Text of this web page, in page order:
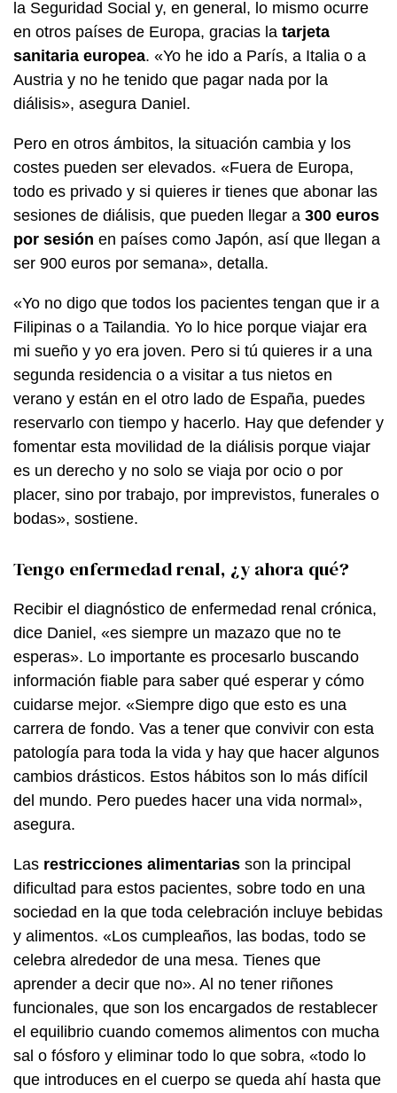
la Seguridad Social y, en general, lo mismo ocurre
en otros países de Europa, gracias la tarjeta
sanitaria europea. «Yo he ido a París, a Italia o a
Austria y no he tenido que pagar nada por la
diálisis», asegura Daniel.
Pero en otros ámbitos, la situación cambia y los
costes pueden ser elevados. «Fuera de Europa,
todo es privado y si quieres ir tienes que abonar las
sesiones de diálisis, que pueden llegar a 300 euros
por sesión en países como Japón, así que llegan a
ser 900 euros por semana», detalla.
«Yo no digo que todos los pacientes tengan que ir a
Filipinas o a Tailandia. Yo lo hice porque viajar era
mi sueño y yo era joven. Pero si tú quieres ir a una
segunda residencia o a visitar a tus nietos en
verano y están en el otro lado de España, puedes
reservarlo con tiempo y hacerlo. Hay que defender y
fomentar esta movilidad de la diálisis porque viajar
es un derecho y no solo se viaja por ocio o por
placer, sino por trabajo, por imprevistos, funerales o
bodas», sostiene.
Tengo enfermedad renal, ¿y ahora qué?
Recibir el diagnóstico de enfermedad renal crónica,
dice Daniel, «es siempre un mazazo que no te
esperas». Lo importante es procesarlo buscando
información fiable para saber qué esperar y cómo
cuidarse mejor. «Siempre digo que esto es una
carrera de fondo. Vas a tener que convivir con esta
patología para toda la vida y hay que hacer algunos
cambios drásticos. Estos hábitos son lo más difícil
del mundo. Pero puedes hacer una vida normal»,
asegura.
Las restricciones alimentarias son la principal
dificultad para estos pacientes, sobre todo en una
sociedad en la que toda celebración incluye bebidas
y alimentos. «Los cumpleaños, las bodas, todo se
celebra alrededor de una mesa. Tienes que
aprender a decir que no». Al no tener riñones
funcionales, que son los encargados de restablecer
el equilibrio cuando comemos alimentos con mucha
sal o fósforo y eliminar todo lo que sobra, «todo lo
que introduces en el cuerpo se queda ahí hasta que